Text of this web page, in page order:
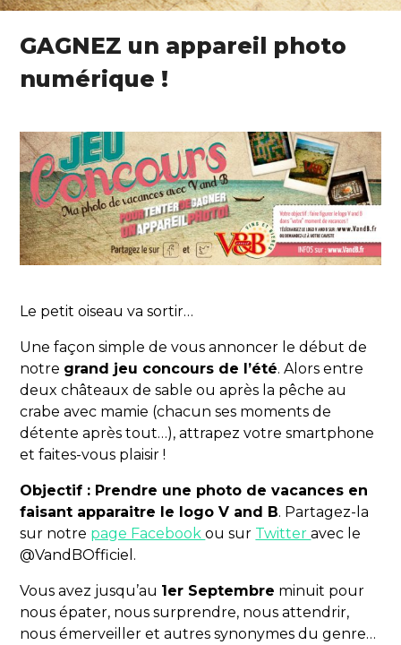
GAGNEZ un appareil photo
numérique !
Le petit oiseau va sortir…
Une façon simple de vous annoncer le début de
notre grand jeu concours de l’été. Alors entre
deux châteaux de sable ou après la pêche au
crabe avec mamie (chacun ses moments de
détente après tout…), attrapez votre smartphone
et faites-vous plaisir !
Objectif : Prendre une photo de vacances en
faisant apparaitre le logo V and B. Partagez-la
sur notre page Facebookou sur Twitteravec le
@VandBOfficiel.
Vous avez jusqu’au 1er Septembre minuit pour
nous épater, nous surprendre, nous attendrir,
nous émerveiller et autres synonymes du genre…